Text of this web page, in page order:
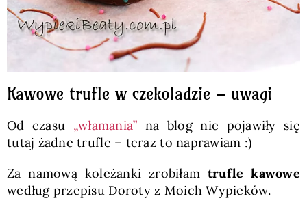
Kawowe trufle w czekoladzie – uwagi
Od czasu „włamania” na blog nie pojawiły się
tutaj żadne trufle – teraz to naprawiam :)
Za namową koleżanki zrobiłam trufle kawowe
według przepisu Doroty z Moich Wypieków.